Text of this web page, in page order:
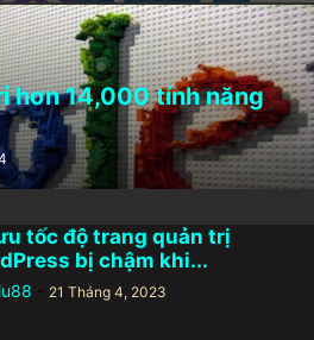
hơn 14,000 tính năng
tốc độ trang quản trị
bị chậm khi...
21 Tháng 4, 2023